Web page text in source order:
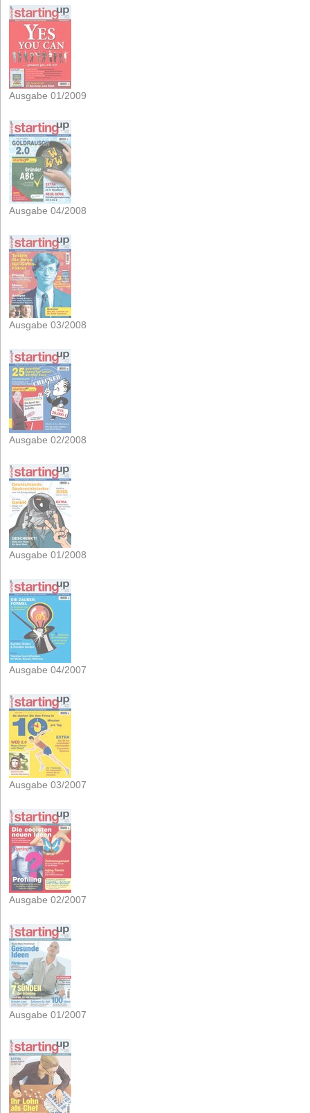
Ausgabe 01/2009
Ausgabe 04/2008
Ausgabe 03/2008
Ausgabe 02/2008
Ausgabe 01/2008
Ausgabe 04/2007
Ausgabe 03/2007
Ausgabe 02/2007
Ausgabe 01/2007